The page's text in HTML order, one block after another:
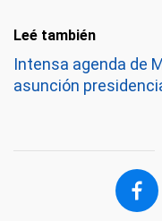
Leé también
Intensa agenda de
asunción